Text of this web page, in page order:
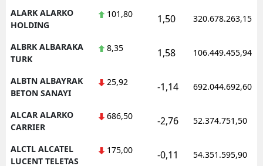
ALARK ALARKO
HOLDING
101,80 1,50 320.678.263,15
ALBRK ALBARAKA
TURK
8,35 1,58 106.449.455,94
ALBTN ALBAYRAK
BETON SANAYI
25,92 -1,14 692.044.692,60
ALCAR ALARKO
CARRIER
686,50 -2,76 52.374.751,50
ALCTL ALCATEL
LUCENT TELETAS
175,00 -0,11 54.351.595,90